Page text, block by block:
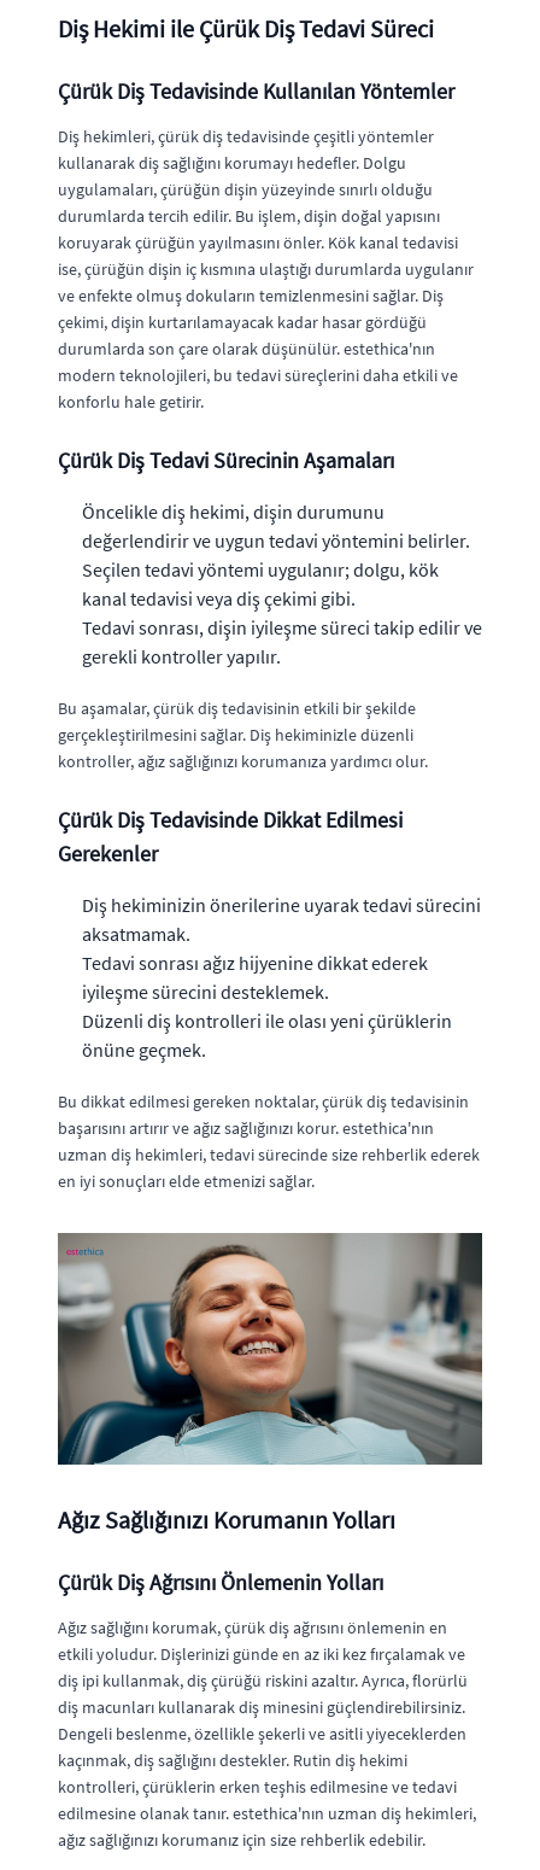
Diş Hekimi ile Çürük Diş Tedavi Süreci
Çürük Diş Tedavisinde Kullanılan Yöntemler
Diş hekimleri, çürük diş tedavisinde çeşitli yöntemler
kullanarak diş sağlığını korumayı hedefler. Dolgu
uygulamaları, çürüğün dişin yüzeyinde sınırlı olduğu
durumlarda tercih edilir. Bu işlem, dişin doğal yapısını
koruyarak çürüğün yayılmasını önler. Kök kanal tedavisi
ise, çürüğün dişin iç kısmına ulaştığı durumlarda uygulanır
ve enfekte olmuş dokuların temizlenmesini sağlar. Diş
çekimi, dişin kurtarılamayacak kadar hasar gördüğü
durumlarda son çare olarak düşünülür. estethica'nın
modern teknolojileri, bu tedavi süreçlerini daha etkili ve
konforlu hale getirir.
Çürük Diş Tedavi Sürecinin Aşamaları
Öncelikle diş hekimi, dişin durumunu
değerlendirir ve uygun tedavi yöntemini belirler.
Seçilen tedavi yöntemi uygulanır; dolgu, kök
kanal tedavisi veya diş çekimi gibi.
Tedavi sonrası, dişin iyileşme süreci takip edilir ve
gerekli kontroller yapılır.
Bu aşamalar, çürük diş tedavisinin etkili bir şekilde
gerçekleştirilmesini sağlar. Diş hekiminizle düzenli
kontroller, ağız sağlığınızı korumanıza yardımcı olur.
Çürük Diş Tedavisinde Dikkat Edilmesi
Gerekenler
Diş hekiminizin önerilerine uyarak tedavi sürecini
aksatmamak.
Tedavi sonrası ağız hijyenine dikkat ederek
iyileşme sürecini desteklemek.
Düzenli diş kontrolleri ile olası yeni çürüklerin
önüne geçmek.
Bu dikkat edilmesi gereken noktalar, çürük diş tedavisinin
başarısını artırır ve ağız sağlığınızı korur. estethica'nın
uzman diş hekimleri, tedavi sürecinde size rehberlik ederek
en iyi sonuçları elde etmenizi sağlar.
Ağız Sağlığınızı Korumanın Yolları
Çürük Diş Ağrısını Önlemenin Yolları
Ağız sağlığını korumak, çürük diş ağrısını önlemenin en
etkili yoludur. Dişlerinizi günde en az iki kez fırçalamak ve
diş ipi kullanmak, diş çürüğü riskini azaltır. Ayrıca, florürlü
diş macunları kullanarak diş minesini güçlendirebilirsiniz.
Dengeli beslenme, özellikle şekerli ve asitli yiyeceklerden
kaçınmak, diş sağlığını destekler. Rutin diş hekimi
kontrolleri, çürüklerin erken teşhis edilmesine ve tedavi
edilmesine olanak tanır. estethica'nın uzman diş hekimleri,
ağız sağlığınızı korumanız için size rehberlik edebilir.